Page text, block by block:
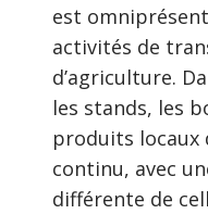
est
activités de
d’agriculture.
les stands, les
produits locaux
continu, avec
différente de